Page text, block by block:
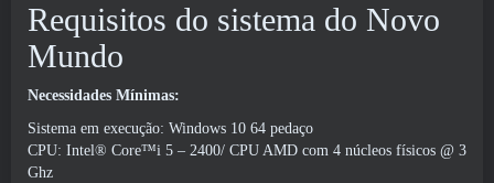
Requisitos do sistema do Novo
Mundo
Necessidades Mínimas:
Sistema em execução: Windows 10 64 pedaço
CPU: Intel® Core™i 5 – 2400/ CPU AMD com 4 núcleos físicos @ 3
Ghz